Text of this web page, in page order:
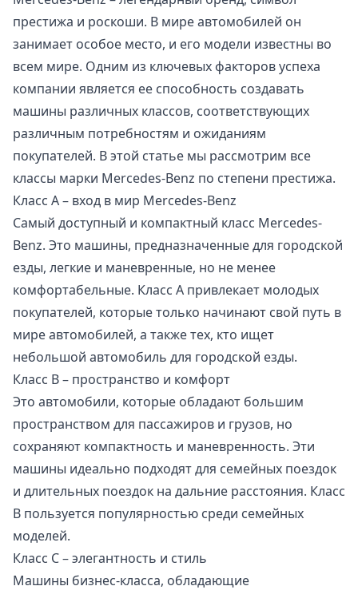
престижа и роскоши. В мире автомобилей он
занимает особое место, и его модели известны во
всем мире. Одним из ключевых факторов успеха
компании является ее способность создавать
машины различных классов, соответствующих
различным потребностям и ожиданиям
покупателей. В этой статье мы рассмотрим все
классы марки Mercedes-Benz по степени престижа.
Класс A – вход в мир Mercedes-Benz
Самый доступный и компактный класс Mercedes-
Benz. Это машины, предназначенные для городской
езды, легкие и маневренные, но не менее
комфортабельные. Класс A привлекает молодых
покупателей, которые только начинают свой путь в
мире автомобилей, а также тех, кто ищет
небольшой автомобиль для городской езды.
Класс B – пространство и комфорт
Это автомобили, которые обладают большим
пространством для пассажиров и грузов, но
сохраняют компактность и маневренность. Эти
машины идеально подходят для семейных поездок
и длительных поездок на дальние расстояния. Класс
B пользуется популярностью среди семейных
моделей.
Класс C – элегантность и стиль
Машины бизнес-класса, обладающие